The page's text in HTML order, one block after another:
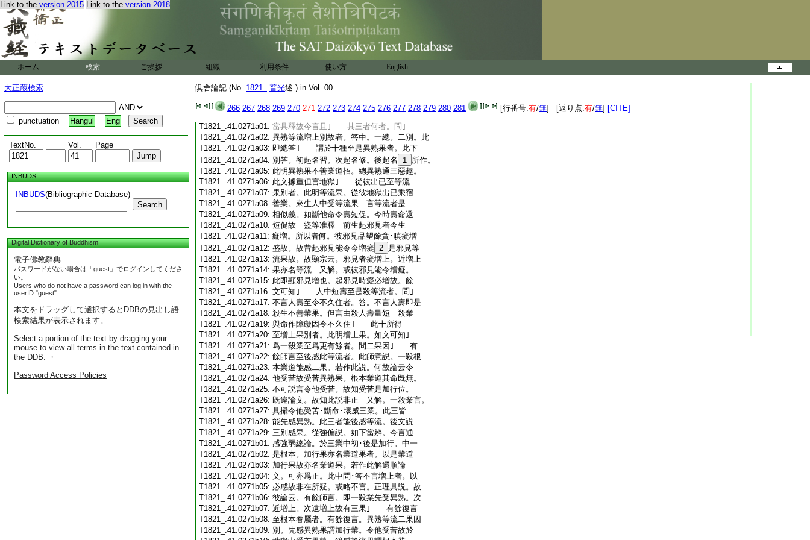
Link to the version 2015 Link to the version 2018
ホーム 検索 ご挨拶 組織 利用条件 使い方 English
大正蔵検索
punctuation Hangul Eng
TextNo. Vol. Page
INBUDS
INBUDS(Bibliographic Database)
Search
Digital Dictionary of Buddhism
電子佛教辭典
パスワードがない場合は「guest」でログインしてくださ
い。
Users who do not have a password can log in with the
userID "guest".
本文をドラッグして選択するとDDBの見出し語
検索結果が表示されます。
Select a portion of the text by dragging your
mouse to view all terms in the text contained in
the DDB. ・
Password Access Policies
倶舍論記 (No. 1821_ 普光述 ) in Vol. 00
266 267 268 269 270 271 272 273 274 275 276 277 278 279 280 281 [行番号:有/無] [返り点:有/無] [CITE]
T1821_.41.0270c19:故。所以別除 於餘界等七善皆通現行･
T1821_.41.0270c20: 及成就 然有差別 謂鬼･傍生有離律儀
T1821_.41.0270c21:處中業道。以依彼身無律儀故。但有處
T1821_.41.0270c22:
中 若於色界唯有律儀無處中業道。於
初定中發身表業。但是妙行而非業道
T1821_.41.0270c24:三洲･欲天具有律儀･處中二種。謂三洲人
T1821_.41.0270c25:有三律儀。及處中善業道。若欲界天有道･
T1821_.41.0270c26:定律儀。及處中業道。無別解脱
T1821_.41.0270c27:不善善業道至斷命壞威故者。此即第六明
T1821_.41.0270c28: 業道三果。上兩句明得三果。下兩句明三
T1821_.41.0271a01: 當具釋故今言且｣ 其三者何者。問｣
T1821_.41.0271a02: 異熟等流増上別故者。答中。一總。二別。此
T1821_.41.0271a03: 即總答｣ 謂於十種至是異熟果者。此下
T1821_.41.0271a04: 別答。初起名習。次起名修。後起名 1 所作。
T1821_.41.0271a05: 此明異熟果不善業道招。總異熟通三惡趣。
T1821_.41.0271a06: 此文據重但言地獄｣ 從彼出已至等流
T1821_.41.0271a07: 果別者。此明等流果。從彼地獄出已乘宿
T1821_.41.0271a08: 善業。來生人中受等流果 言等流者是
T1821_.41.0271a09: 相似義。如斷他命令壽短促。今時壽命還
T1821_.41.0271a10: 短促故 盜等准釋 前生起邪見者今生
T1821_.41.0271a11: 癡増。所以者何。彼邪見品望餘貪･嗔癡増
T1821_.41.0271a12: 盛故。故昔起邪見能令今増癡 2 是邪見等
T1821_.41.0271a13: 流果故。故顯宗云。邪見者癡増上。近増上
T1821_.41.0271a14: 果亦名等流 又解。或彼邪見能令増癡。
T1821_.41.0271a15: 此即顯邪見増也。起邪見時癡必増故。餘
T1821_.41.0271a16: 文可知｣ 人中短壽至是殺等流者。問｣
T1821_.41.0271a17: 不言人壽至令不久住者。答。不言人壽即是
T1821_.41.0271a18: 殺生不善業果。但言由殺人壽量短 殺業
T1821_.41.0271a19: 與命作障礙因令不久住｣ 此十所得
T1821_.41.0271a20: 至増上果別者。此明増上果。如文可知｣
T1821_.41.0271a21: 爲一殺業至爲更有餘者。問二果因｣ 有
T1821_.41.0271a22: 餘師言至後感此等流者。此師意説。一殺根
T1821_.41.0271a23: 本業道能感二果。若作此説。何故論云令
T1821_.41.0271a24: 他受苦故受苦異熟果。根本業道其命既無。
T1821_.41.0271a25: 不可説言令他受苦。故知受苦是加行位。
T1821_.41.0271a26: 既違論文。故知此説非正 又解。一殺業言。
T1821_.41.0271a27: 具攝令他受苦･斷命･壞威三業。此三皆
T1821_.41.0271a28: 能先感異熟。此三者能後感等流。後文説
T1821_.41.0271a29: 三別感果。從強偏説。如下當辨。今言通
T1821_.41.0271b01: 感強弱總論。於三業中初･後是加行。中一
T1821_.41.0271b02: 是根本。加行果亦名業道果者。以是業道
T1821_.41.0271b03: 加行果故亦名業道果。若作此解還順論
T1821_.41.0271b04: 文。可亦爲正。此中問･答不言増上者。以
T1821_.41.0271b05: 必感故非在所疑。或略不言。正理具説。故
T1821_.41.0271b06: 彼論云。有餘師言。即一殺業先受異熟。次
T1821_.41.0271b07: 近増上。次遠増上故有三果｣ 有餘復言
T1821_.41.0271b08: 至根本眷屬者。有餘復言。異熟等流二果因
T1821_.41.0271b09: 別。先感異熟果謂加行業。令他受苦故於